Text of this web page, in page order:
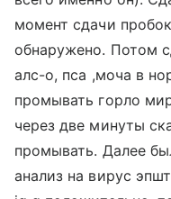
момент сдачи
обнаружено. Потом
алс-о, пса ,моча в
промывать горло
через две минуты
промывать. Далее
анализ на вирус